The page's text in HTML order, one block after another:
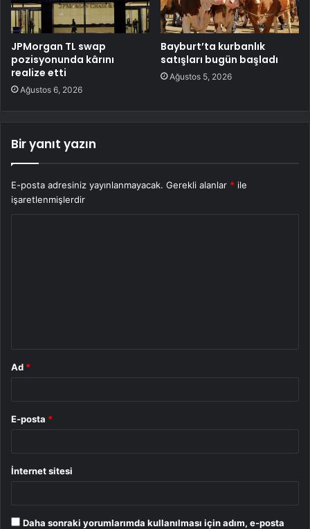
JPMorgan TL swap
pozisyonunda kârını
realize etti
Ağustos 6, 2026
Bayburt’ta kurbanlık
satışları bugün başladı
Ağustos 5, 2026
Bir yanıt yazın
E-posta adresiniz yayınlanmayacak. Gerekli alanlar * ile
işaretlenmişlerdir
Ad *
E-posta *
İnternet sitesi
Daha sonraki yorumlarımda kullanılması için adım, e-posta